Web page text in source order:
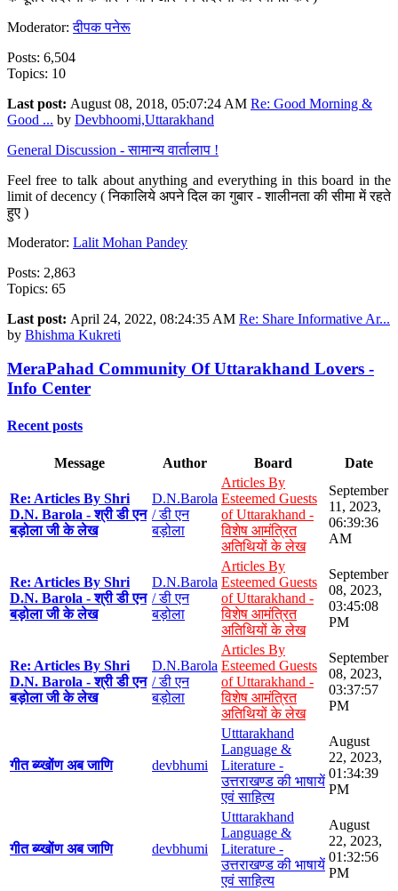
Moderator:दीपक पनेरू
Posts: 6,504
Topics: 10
Last post: August 08, 2018, 05:07:24 AM Re: Good Morning &
Good ... by Devbhoomi,Uttarakhand
General Discussion - सामान्य वार्तालाप !
Feel free to talk about anything and everything in this board in the
limit of decency ( निकालिये अपने दिल का गुबार - शालीनता की सीमा में रहते
हुए )
Moderator: Lalit Mohan Pandey
Posts: 2,863
Topics: 65
Last post: April 24, 2022, 08:24:35 AM Re: Share Informative Ar...
by Bhishma Kukreti
MeraPahad Community Of Uttarakhand Lovers -
Info Center
Recent posts
Message Author Board Date
Re: Articles By Shri
D.N. Barola - श्री डी एन
बड़ोला जी के लेख
D.N.Barola
/ डी एन
बड़ोला
Articles By
Esteemed Guests
of Uttarakhand -
विशेष आमंत्रित
अतिथियों के लेख
September
11, 2023,
06:39:36
AM
Re: Articles By Shri
D.N. Barola - श्री डी एन
बड़ोला जी के लेख
D.N.Barola
/ डी एन
बड़ोला
Articles By
Esteemed Guests
of Uttarakhand -
विशेष आमंत्रित
अतिथियों के लेख
September
08, 2023,
03:45:08
PM
Re: Articles By Shri
D.N. Barola - श्री डी एन
बड़ोला जी के लेख
D.N.Barola
/ डी एन
बड़ोला
Articles By
Esteemed Guests
of Uttarakhand -
विशेष आमंत्रित
अतिथियों के लेख
September
08, 2023,
03:37:57
PM
गीत ब्य्खोंण अब जाणि devbhumi
Utttarakhand
Language &
Literature -
उत्तराखण्ड की भाषायें
एवं साहित्य
August
22, 2023,
01:34:39
PM
गीत ब्य्खोंण अब जाणि devbhumi
Utttarakhand
Language &
Literature -
उत्तराखण्ड की भाषायें
एवं साहित्य
August
22, 2023,
01:32:56
PM